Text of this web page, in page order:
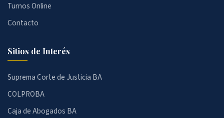
Turnos Online
Contacto
Sitios de Interés
Suprema Corte de Justicia BA
COLPROBA
Caja de Abogados BA